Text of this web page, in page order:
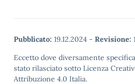
Pubblicato: 19.12.2024 - Revisione:
Eccetto dove diversamente
stato rilasciato sotto Licenza
Attribuzione 4.0 Italia.